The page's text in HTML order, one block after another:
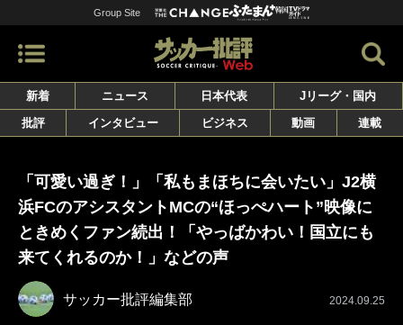
Group Site
新着 ニュース 日本代表
Jリーグ・国内
批評
インタビュー ビジネス 動画 連載
「可愛い過ぎ！」「私もまほちに会いたい」J2横
浜FCのアシスタントMCの“ほっぺハート”映像に
ときめくファン続出！「やっばかわい！国立にも
来てくれるのか！」などの声
サッカー批評編集部 2024.09.25